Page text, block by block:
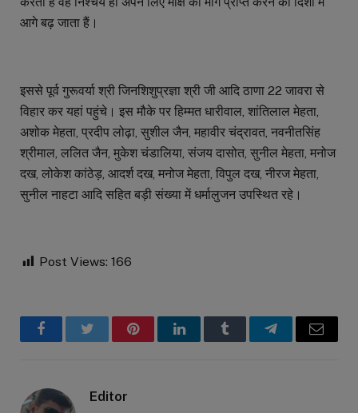
आगे बढ़ जाता हैं।
इससे पूर्व गुरूवर्या श्री जिनशिशुप्रज्ञा श्री जी आदि ठाणा 22 जावरा से
विहार कर यहां पहुंचे। इस मौके पर हिम्मत धारीवाल, शांतिलाल मेहता,
अशोक मेहता, प्रदीप लोढ़ा, सुशील जैन, महावीर चंद्रावत, नवनीतसिंह
श्रीमाल, ललित जैन, मुकेश चंडालिया, संजय दासोत, सुनील मेहता, मनोज
दख, लोकेश कांठेड़, आदर्श दख, मनोज मेहता, विपुल दख, नीरज मेहता,
सुनील नाहटा आदि सहित बड़ी संख्या में धर्मालुजन उपस्थित रहे।
Post Views: 166
FacebookTwitter PinterestLinkedInTumblr TelegramEmail
Editor